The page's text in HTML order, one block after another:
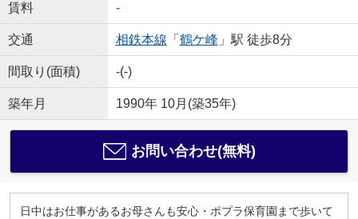
賃料 -
交通 相鉄本線 「 鶴ケ峰 」駅 徒歩8分
間取り(面積) -(-)
築年月 1990年 10月(築35年)
お問い合わせ(無料)
日中はお仕事があるお母さんも安心・ポプラ保育園まで歩いて